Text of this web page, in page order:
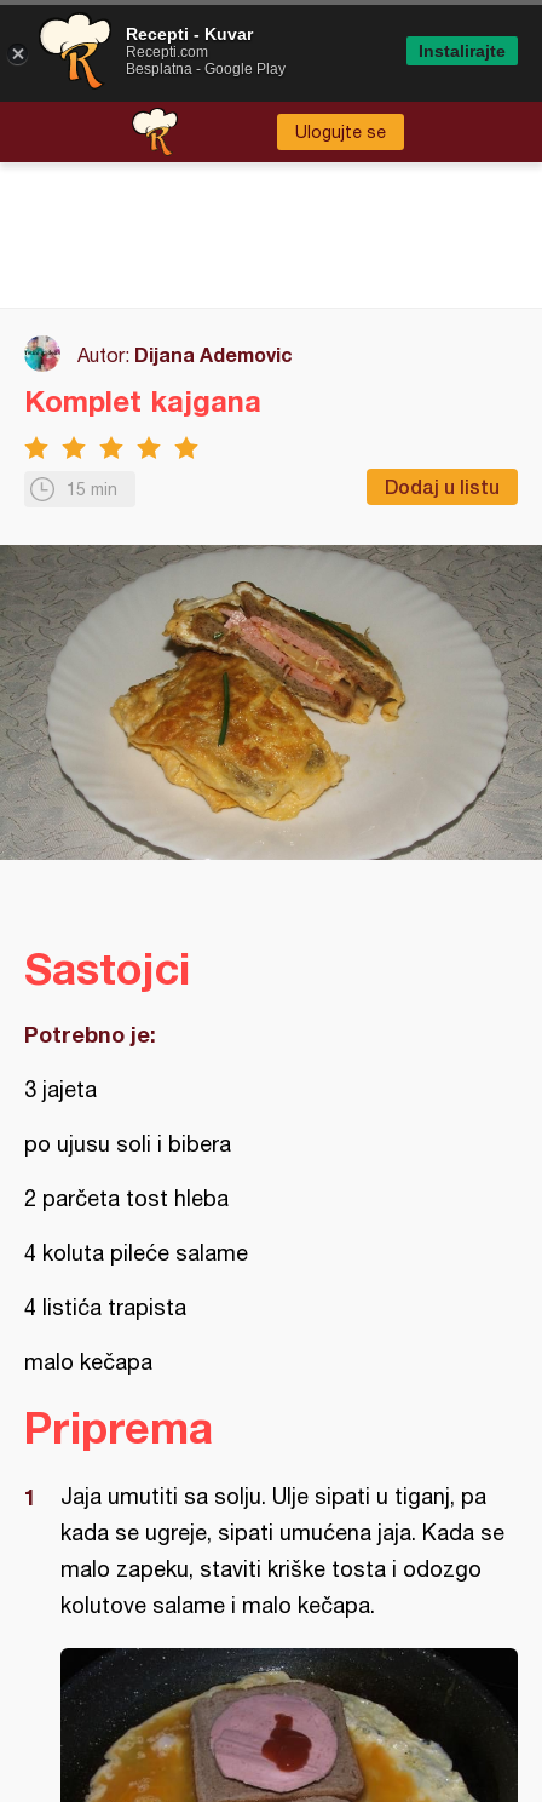
Ulogujte se
Autor: Dijana Ademovic
15 min Dodaj u listu
Komplet kajgana
Sastojci
Potrebno je:
3 jajeta
po ujusu soli i bibera
2 parčeta tost hleba
4 koluta pileće salame
4 listića trapista
malo kečapa
Priprema
Jaja umutiti sa solju. Ulje sipati u tiganj, pa
kada se ugreje, sipati umućena jaja. Kada se
malo zapeku, staviti kriške tosta i odozgo
kolutove salame i malo kečapa.
Recepti - Kuvar
Recepti.com
Besplatna - Google Play
Instalirajte